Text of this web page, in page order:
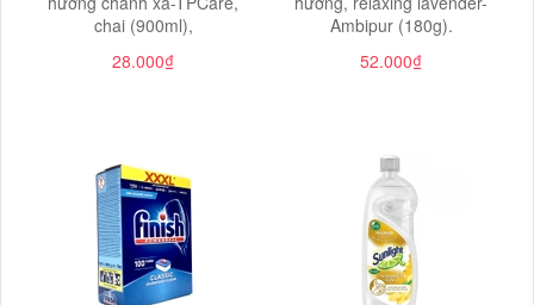
chai (900ml),
28.000₫
Ambipur (180g).
52.000₫